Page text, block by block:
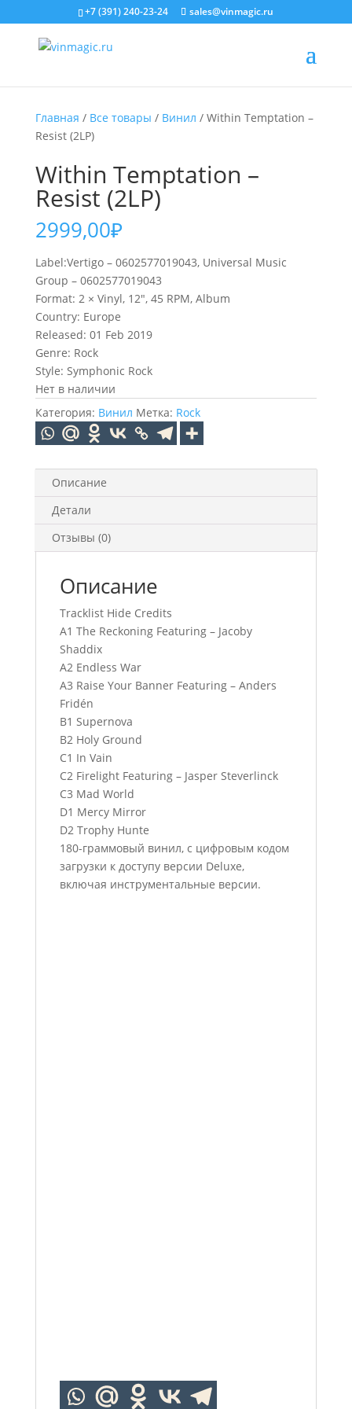
+7 (391) 240-23-24 sales@vinmagic.ru
Главная / Все товары / Винил / Within Temptation ‎–
Resist (2LP)
Within Temptation ‎–
Resist (2LP)
2999,00₽
Label:Vertigo ‎– 0602577019043, Universal Music
Group ‎– 0602577019043
Format: 2 × Vinyl, 12″, 45 RPM, Album
Country: Europe
Released: 01 Feb 2019
Genre: Rock
Style: Symphonic Rock
Нет в наличии
Категория: Винил Метка: Rock
Описание
Детали
Отзывы (0)
Описание
Tracklist Hide Credits
A1 The Reckoning Featuring – Jacoby
Shaddix
A2 Endless War
A3 Raise Your Banner Featuring – Anders
Fridén
B1 Supernova
B2 Holy Ground
C1 In Vain
C2 Firelight Featuring – Jasper Steverlinck
C3 Mad World
D1 Mercy Mirror
D2 Trophy Hunte
180-граммовый винил, с цифровым кодом
загрузки к доступу версии Deluxe,
включая инструментальные версии.